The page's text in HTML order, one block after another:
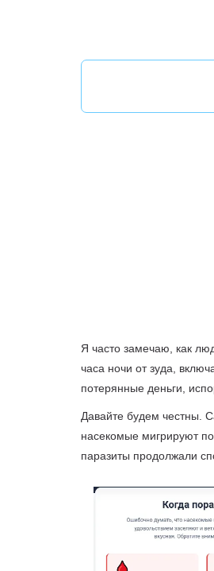
Я часто замечаю, как
часа ночи от зуда,
потерянные деньги,
Давайте будем честны.
насекомые мигрируют
паразиты продолжали